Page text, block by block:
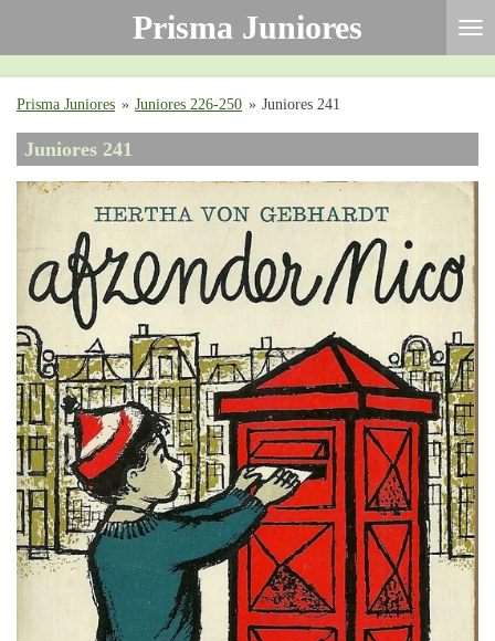
de
Prisma Juniores
Prisma Juniores » Juniores 226-250 » Juniores 241
Juniores 241